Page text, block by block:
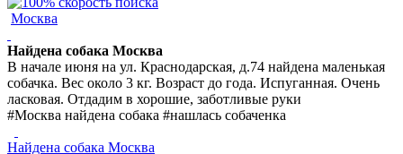
Москва
Найдена собака Москва
В начале июня на ул. Краснодарская, д.74 найдена маленькая
собачка. Вес около 3 кг. Возраст до года. Испуганная. Очень
ласковая. Отдадим в хорошие, заботливые руки
#Москва найдена собака #нашлась собаченка
Найдена собака Москва